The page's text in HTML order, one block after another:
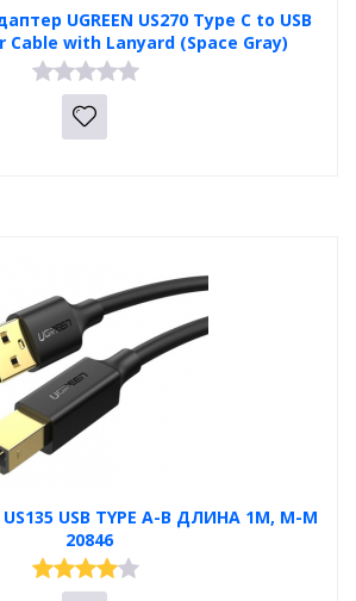
UGREEN US270 Type C to USB
Cable with Lanyard (Space Gray)
US135 USB TYPE A-B ДЛИНА 1М, M-M
20846